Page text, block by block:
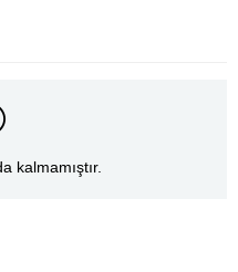
kalmamıştır.